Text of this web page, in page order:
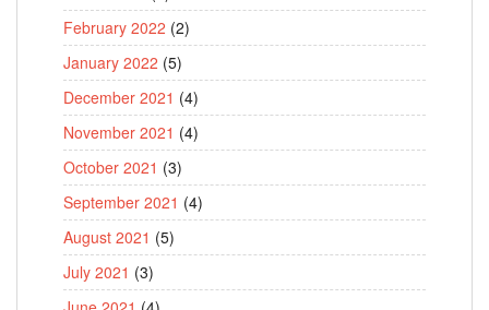
February 2022 (2)
January 2022 (5)
December 2021 (4)
November 2021 (4)
October 2021 (3)
September 2021 (4)
August 2021 (5)
July 2021 (3)